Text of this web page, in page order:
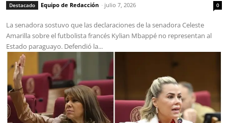
Destacado Equipo de Redacción - julio 7, 2026 0
La senadora sostuvo que las declaraciones de la senadora Celeste
Amarilla sobre el futbolista francés Kylian Mbappé no representan al
Estado paraguayo. Defendió la...